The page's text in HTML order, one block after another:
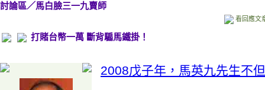
討論區／馬白臉三一九賣師
看回應文
打賭台幣一萬 斷背騸馬鐵掛！
2008戊子年，馬英九先生不